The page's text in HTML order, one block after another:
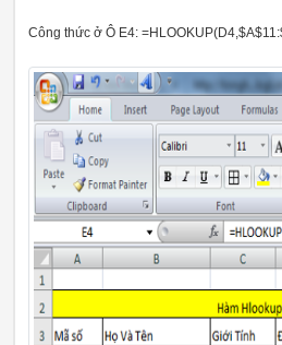
Công thức ở Ô E4: